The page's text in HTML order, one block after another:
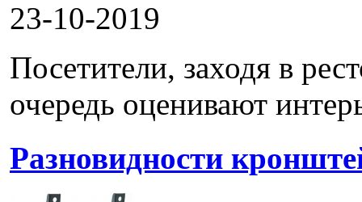
23-10-2019
Посетители, заходя в
очередь оценивают
Разновидности